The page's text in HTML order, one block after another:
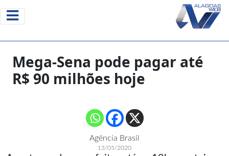
Mega-Sena pode pagar até
R$ 90 milhões hoje
Agência Brasil
13/05/2020